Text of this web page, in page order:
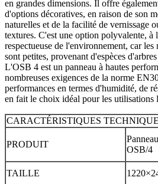
en grandes dimensions. Il offre
d'options décoratives, en raison de son
naturelles et de la facilité de vernissage
textures. C'est une option polyvalente, à
respectueuse de l'environnement, car les
sont petites, provenant d'espèces
L'OSB 4 est un panneau à hautes
nombreuses exigences de la norme
performances en termes d'humidité, de
en fait le choix idéal pour les utilisations
CARACTÉRISTIQUES
PRODUIT
Panneau
OSB/4
TAILLE